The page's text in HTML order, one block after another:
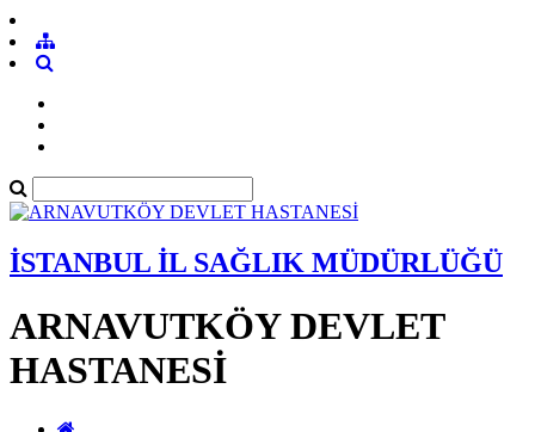
İSTANBUL İL SAĞLIK MÜDÜRLÜĞÜ
ARNAVUTKÖY DEVLET
HASTANESİ